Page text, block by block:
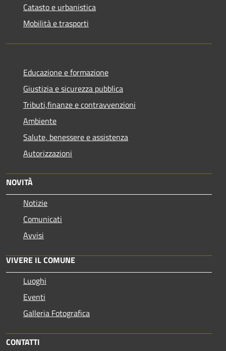
Catasto e urbanistica
Mobilità e trasporti
Educazione e formazione
Giustizia e sicurezza pubblica
Tributi,finanze e contravvenzioni
Ambiente
Salute, benessere e assistenza
Autorizzazioni
NOVITÀ
Notizie
Comunicati
Avvisi
VIVERE IL COMUNE
Luoghi
Eventi
Galleria Fotografica
CONTATTI